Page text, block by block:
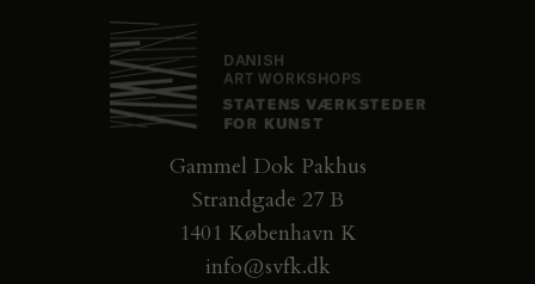
Gammel Dok Pakhus
Strandgade 27 B
1401 København K
info@svfk.dk